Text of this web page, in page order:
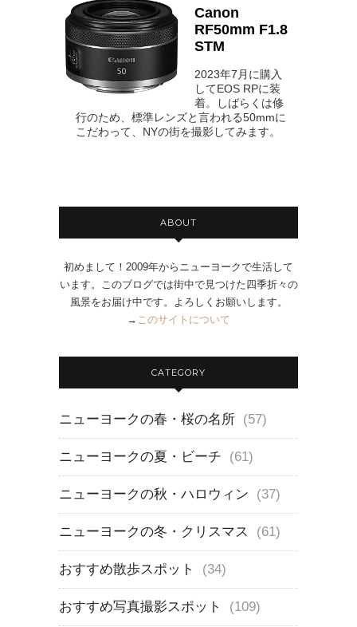
Canon
RF50mm F1.8
STM
2023年7月に購入
してEOS RPに装
着。しばらくは修
行のため、標準レンズと言われる50mmに
こだわって、NYの街を撮影してみます。
ABOUT
初めまして！2009年からニューヨークで生活して
います。このブログでは街中で見つけた四季折々の
風景をお届け中です。よろしくお願いします。
→ このサイトについて
CATEGORY
ニューヨークの春・桜の名所 (57)
ニューヨークの夏・ビーチ (61)
ニューヨークの秋・ハロウィン (37)
ニューヨークの冬・クリスマス (61)
おすすめ散歩スポット (34)
おすすめ写真撮影スポット (109)